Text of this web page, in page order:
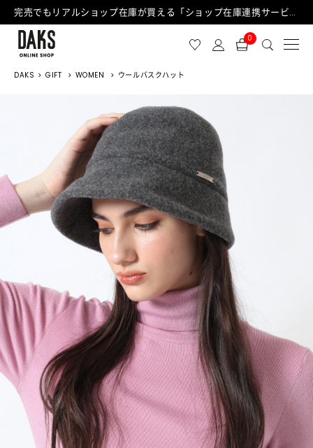
完売でもリアルショップ在庫が買える「ショップ在庫連携サービス」が日中もご利用可能になりました！
0
DAKS GIFT WOMEN ウールバスクハット